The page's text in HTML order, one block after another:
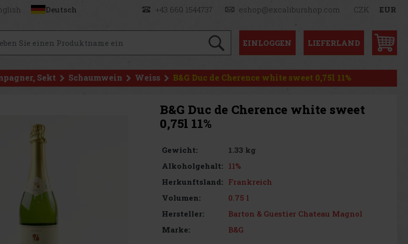
Deutsch +43 660 1544737 eshop@excaliburshop.com CZK EUR
EINLOGGEN LIEFERLAND
Sekt Schaumwein Weiss B&G Duc de Cherence white sweet 0,75l 11%
B&G Duc de Cherence white sweet
0,75l 11%
Gewicht:
1.33 kg
Alkoholgehalt: 11%
Herkunftsland: Frankreich
Volumen:
0.75 l
Hersteller:
Barton & Guestier Chateau Magnol
Marke:
B&G